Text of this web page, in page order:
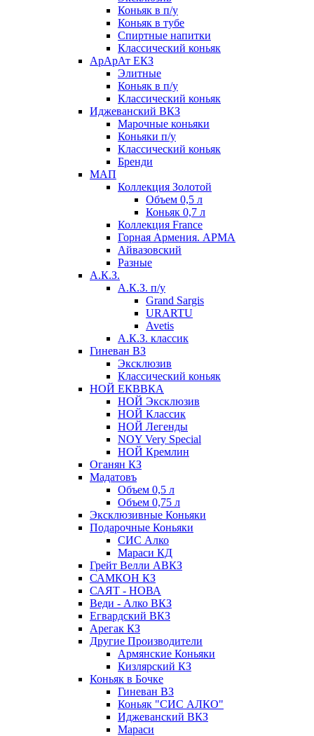
Коньяк в п/у
Коньяк в тубе
Спиртные напитки
Классический коньяк
АрАрАт ЕКЗ
Элитные
Коньяк в п/у
Классический коньяк
Иджеванский ВКЗ
Марочные коньяки
Коньяки п/у
Классический коньяк
Бренди
МАП
Коллекция Золотой
Объем 0,5 л
Коньяк 0,7 л
Коллекция France
Горная Армения. АРМА
Айвазовский
Разные
А.К.З.
А.К.З. п/у
Grand Sargis
URARTU
Avetis
А.К.З. классик
Гиневан ВЗ
Эксклюзив
Классический коньяк
НОЙ ЕКВВКА
НОЙ Эксклюзив
НОЙ Классик
НОЙ Легенды
NOY Very Speсial
НОЙ Кремлин
Оганян КЗ
Мадатовъ
Объем 0,5 л
Объем 0,75 л
Эксклюзивные Коньяки
Подарочные Коньяки
СИС Алко
Мараси КД
Грейт Велли АВКЗ
САМКОН КЗ
САЯТ - НОВА
Веди - Алко ВКЗ
Егвардский ВКЗ
Арегак КЗ
Другие Производители
Армянские Коньяки
Кизлярский КЗ
Коньяк в Бочке
Гиневан ВЗ
Коньяк "СИС АЛКО"
Иджеванский ВКЗ
Мараси